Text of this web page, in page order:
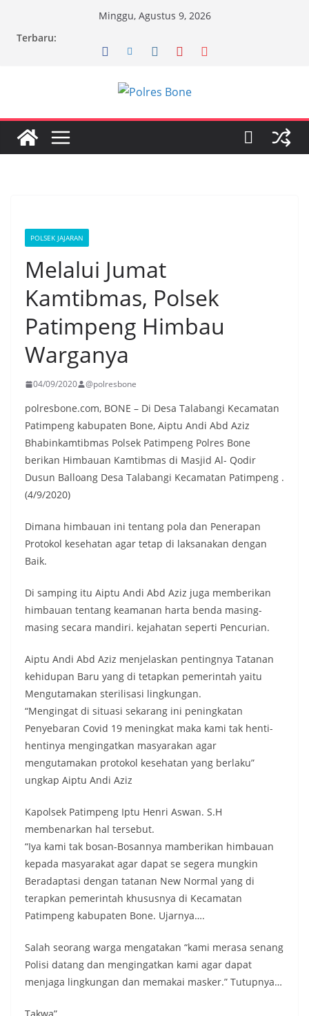
Minggu, Agustus 9, 2026
Terbaru:
POLSEK JAJARAN
Melalui Jumat
Kamtibmas, Polsek
Patimpeng Himbau
Warganya
04/09/2020 @polresbone
polresbone.com, BONE – Di Desa Talabangi Kecamatan
Patimpeng kabupaten Bone, Aiptu Andi Abd Aziz
Bhabinkamtibmas Polsek Patimpeng Polres Bone
berikan Himbauan Kamtibmas di Masjid Al- Qodir
Dusun Balloang Desa Talabangi Kecamatan Patimpeng .
(4/9/2020)
Dimana himbauan ini tentang pola dan Penerapan
Protokol kesehatan agar tetap di laksanakan dengan
Baik.
Di samping itu Aiptu Andi Abd Aziz juga memberikan
himbauan tentang keamanan harta benda masing-
masing secara mandiri. kejahatan seperti Pencurian.
Aiptu Andi Abd Aziz menjelaskan pentingnya Tatanan
kehidupan Baru yang di tetapkan pemerintah yaitu
Mengutamakan sterilisasi lingkungan.
“Mengingat di situasi sekarang ini peningkatan
Penyebaran Covid 19 meningkat maka kami tak henti-
hentinya mengingatkan masyarakan agar
mengutamakan protokol kesehatan yang berlaku”
ungkap Aiptu Andi Aziz
Kapolsek Patimpeng Iptu Henri Aswan. S.H
membenarkan hal tersebut.
“Iya kami tak bosan-Bosannya mamberikan himbauan
kepada masyarakat agar dapat se segera mungkin
Beradaptasi dengan tatanan New Normal yang di
terapkan pemerintah khususnya di Kecamatan
Patimpeng kabupaten Bone. Ujarnya….
Salah seorang warga mengatakan “kami merasa senang
Polisi datang dan mengingatkan kami agar dapat
menjaga lingkungan dan memakai masker.” Tutupnya…